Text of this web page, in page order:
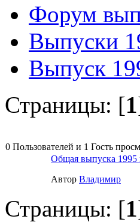
Форум
Выпуски
Выпуск
Страницы: [1
0 Пользователей и 1 Гость
Общая выпуска 1995
Автор Влaдимир
Страницы: [1